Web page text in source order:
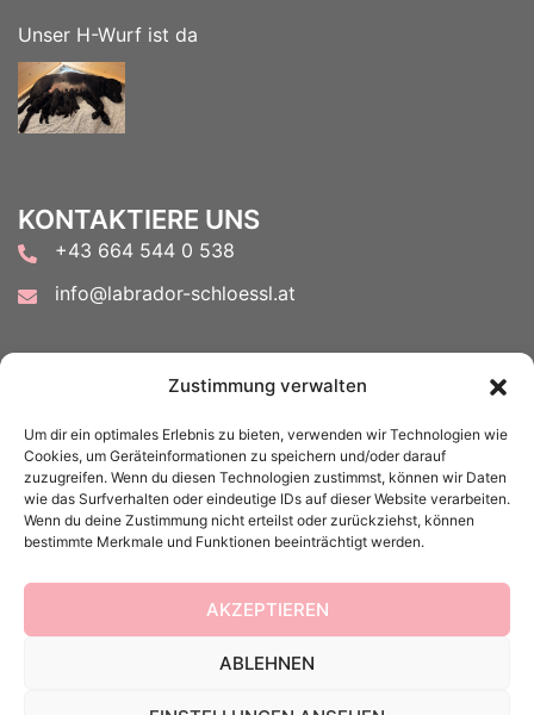
Zustimmung verwalten
Um dir ein optimales Erlebnis zu bieten, verwenden wir Technologien wie
Cookies, um Geräteinformationen zu speichern und/oder darauf
zuzugreifen. Wenn du diesen Technologien zustimmst, können wir Daten
wie das Surfverhalten oder eindeutige IDs auf dieser Website verarbeiten.
Wenn du deine Zustimmung nicht erteilst oder zurückziehst, können
bestimmte Merkmale und Funktionen beeinträchtigt werden.
AKZEPTIEREN
ABLEHNEN
Unser H-Wurf ist da
KONTAKTIERE UNS
+43 664 544 0 538
info@labrador-schloessl.at
FOLGE UNS AUF
ACHTUNG:
vermehrt im Spam...also bitte auch euren Spam-Ordner
kontrollieren.